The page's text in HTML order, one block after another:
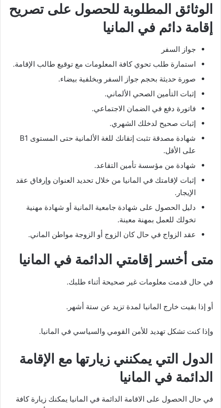
الوثائق المطلوبة للحصول على تصريح
إقامة دائم في المانيا
جواز السفر
استمارة طلب تحوي كافة المعلومات مع توقيع طالب الإقامة.
صورة حديثة بحجم جواز السفر وبخلفية بيضاء.
إثبات التأمين الصحي الألماني.
فاتورة دفع في الضمان الاجتماعي.
إثبات صحيح لدخلك الشهري.
شهادة مصدقة تثبت إتقانك للغة الألمانية حتى المستوى B1
على الأقل.
شهادة من مؤسسة تأمين التقاعد.
إثبات لإقامتك في المانيا من خلال تحديد العنوان وإرفاق عقد
الإيجار.
دليل الحصول على شهادة جامعية المانية أو شهادة مهنية
تخولك للعمل بمهنة معينة.
عقد الزواج في حال كان الزوج أو الزوجة مواطن الماني.
متى أخسر إقامتي الدائمة في المانيا
في حال قدمت معلومات غير صحيحة أثناء طلبك.
أو إذا بقيت خارج المانيا لمدة تزيد عن ستة أشهر.
وإذا كنت تشكل تهديد للأمن القومي والسياسي في المانيا.
الدول التي يمكنني زيارتها مع الإقامة
الدائمة في المانيا
في حال الحصول على الاقامة الدائمة في المانيا يمكنك زيارة كافة